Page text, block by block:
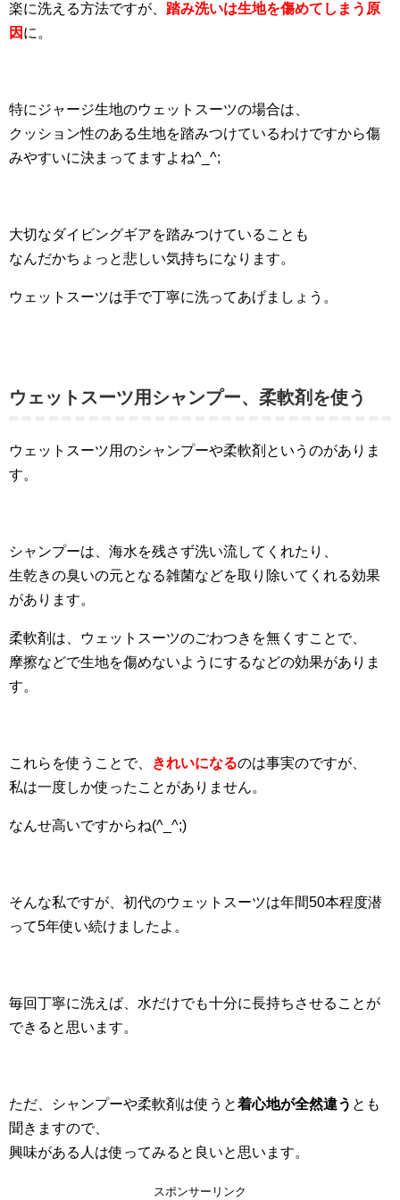
楽に洗える方法ですが、 踏み洗いは生地を傷めてしまう原
因 に。
特にジャージ生地のウェットスーツの場合は、
クッション性のある生地を踏みつけているわけですから傷
みやすいに決まってますよね^_^;
大切なダイビングギアを踏みつけていることも
なんだかちょっと悲しい気持ちになります。
ウェットスーツは手で丁寧に洗ってあげましょう。
ウェットスーツ用シャンプー、柔軟剤を使う
ウェットスーツ用のシャンプーや柔軟剤というのがありま
す。
シャンプーは、海水を残さず洗い流してくれたり、
生乾きの臭いの元となる雑菌などを取り除いてくれる効果
があります。
柔軟剤は、ウェットスーツのごわつきを無くすことで、
摩擦などで生地を傷めないようにするなどの効果がありま
す。
これらを使うことで、 きれいになるのは事実のですが、
私は一度しか使ったことがありません。
なんせ高いですからね(^_^;)
そんな私ですが、初代のウェットスーツは年間50本程度潜
って5年使い続けましたよ。
毎回丁寧に洗えば、水だけでも十分に長持ちさせることが
できると思います。
ただ、シャンプーや柔軟剤は使うと着心地が全然違う とも
聞きますので、
興味がある人は使ってみると良いと思います。
スポンサーリンク